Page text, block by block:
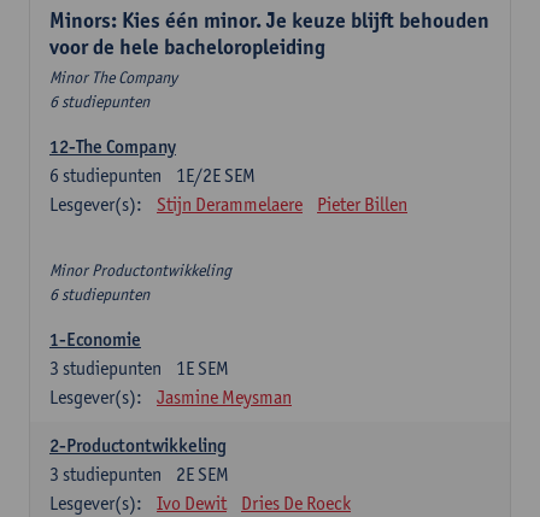
Minors: Kies één minor. Je keuze blijft behouden
voor de hele bacheloropleiding
Minor The Company
6 studiepunten
12-The Company
1E/2E SEM
6 studiepunten
Lesgever(s):
Stijn Derammelaere Pieter Billen
Minor Productontwikkeling
6 studiepunten
1-Economie
1E SEM
3 studiepunten
Lesgever(s):
Jasmine Meysman
2-Productontwikkeling
2E SEM
3 studiepunten
Lesgever(s):
Ivo Dewit Dries De Roeck